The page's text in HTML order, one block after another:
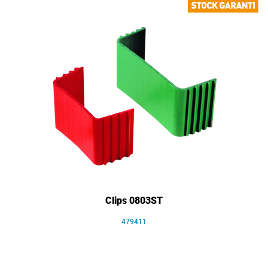
Clips 0803ST
479411